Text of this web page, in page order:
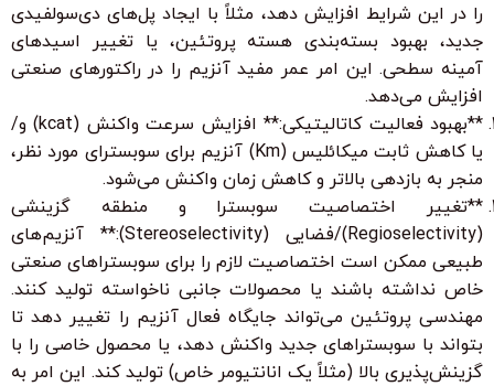
را در این شرایط افزایش دهد، مثلاً با ایجاد پل‌های دی‌سولفیدی
جدید، بهبود بسته‌بندی هسته پروتئین، یا تغییر اسیدهای
آمینه سطحی. این امر عمر مفید آنزیم را در راکتورهای صنعتی
افزایش می‌دهد.
**بهبود فعالیت کاتالیتیکی:** افزایش سرعت واکنش (kcat) و/
یا کاهش ثابت میکائلیس (Km) آنزیم برای سوبسترای مورد نظر،
منجر به بازدهی بالاتر و کاهش زمان واکنش می‌شود.
**تغییر اختصاصیت سوبسترا و منطقه گزینشی
(Regioselectivity)/فضایی (Stereoselectivity):** آنزیم‌های
طبیعی ممکن است اختصاصیت لازم را برای سوبستراهای صنعتی
خاص نداشته باشند یا محصولات جانبی ناخواسته تولید کنند.
مهندسی پروتئین می‌تواند جایگاه فعال آنزیم را تغییر دهد تا
بتواند با سوبستراهای جدید واکنش دهد، یا محصول خاصی را با
گزینش‌پذیری بالا (مثلاً یک انانتیومر خاص) تولید کند. این امر به